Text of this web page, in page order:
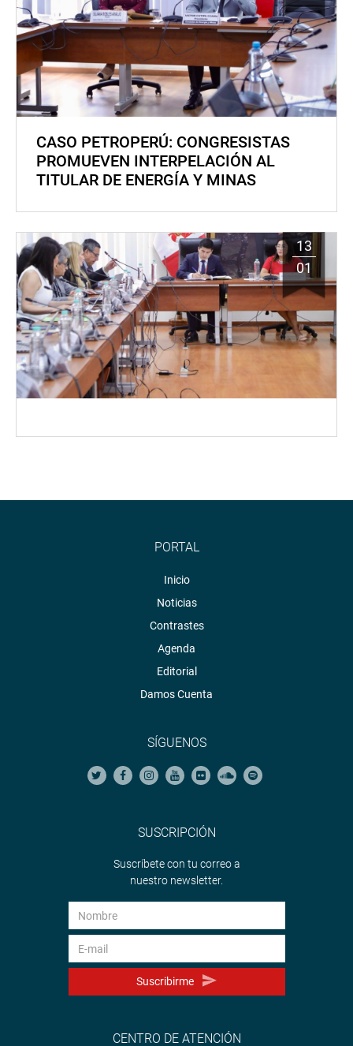
CASO PETROPERÚ: CONGRESISTAS
PROMUEVEN INTERPELACIÓN AL
TITULAR DE ENERGÍA Y MINAS
13
01
PORTAL
Inicio
Noticias
Contrastes
Agenda
Editorial
Damos Cuenta
SÍGUENOS
SUSCRIPCIÓN
Suscríbete con tu correo a
nuestro newsletter.
Suscribirme
CENTRO DE ATENCIÓN